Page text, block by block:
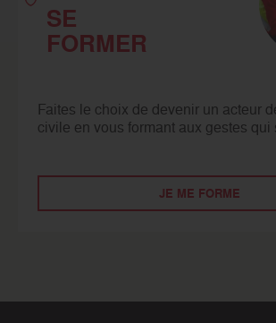
SE
FORMER
Faites le choix de devenir un acteur
civile en vous formant aux gestes qui
JE ME FORME